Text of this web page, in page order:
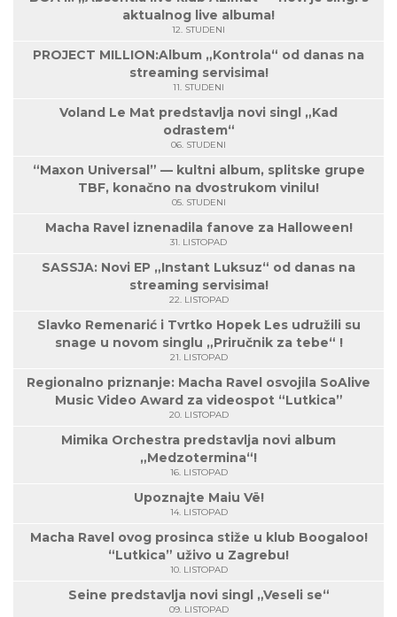
aktualnog live albuma!
12. STUDENI
PROJECT MILLION:Album „Kontrola“ od danas na
streaming servisima!
11. STUDENI
Voland Le Mat predstavlja novi singl „Kad
odrastem“
06. STUDENI
“Maxon Universal” — kultni album, splitske grupe
TBF, konačno na dvostrukom vinilu!
05. STUDENI
Macha Ravel iznenadila fanove za Halloween!
31. LISTOPAD
SASSJA: Novi EP „Instant Luksuz“ od danas na
streaming servisima!
22. LISTOPAD
Slavko Remenarić i Tvrtko Hopek Les udružili su
snage u novom singlu „Priručnik za tebe“ !
21. LISTOPAD
Regionalno priznanje: Macha Ravel osvojila SoAlive
Music Video Award za videospot “Lutkica”
20. LISTOPAD
Mimika Orchestra predstavlja novi album
„Medzotermina“!
16. LISTOPAD
Upoznajte Maiu Vë!
14. LISTOPAD
Macha Ravel ovog prosinca stiže u klub Boogaloo!
“Lutkica” uživo u Zagrebu!
10. LISTOPAD
Seine predstavlja novi singl „Veseli se“
09. LISTOPAD